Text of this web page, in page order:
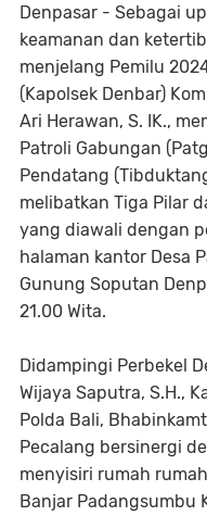
Denpasar - Sebagai
keamanan dan
menjelang Pemilu
(Kapolsek Denbar)
Ari Herawan, S. IK.,
Patroli Gabungan
Pendatang
melibatkan Tiga Pilar
yang diawali dengan
halaman kantor Desa
Gunung Soputan
21.00 Wita.
Didampingi Perbekel
Wijaya Saputra, S.H.,
Polda Bali,
Pecalang bersinergi
menyisiri rumah
Banjar Padangsumbu